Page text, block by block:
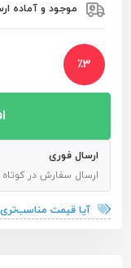
موجود و آماده
٪3
ارسال فوری
ارسال سفارش در
آیا قیمت مناسب‌تری